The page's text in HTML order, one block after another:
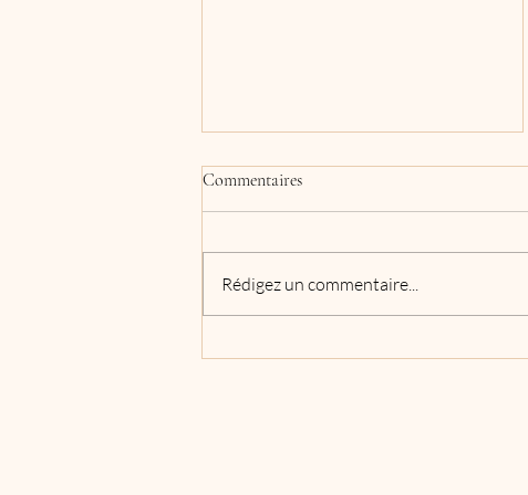
LA CAMOMILLE
Commentaires
Rédigez un commentaire...